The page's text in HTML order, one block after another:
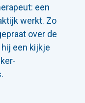
een
werkt. Zo
over de
een kijkje